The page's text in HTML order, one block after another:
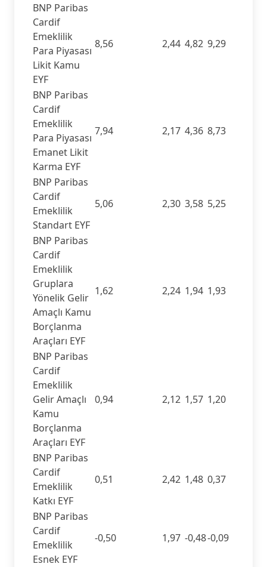
BNP Paribas
Cardif
Emeklilik
Para Piyasası
Likit Kamu
EYF
8,56 2,44 4,82 9,29
BNP Paribas
Cardif
Emeklilik
Para Piyasası
Emanet Likit
Karma EYF
7,94 2,17 4,36 8,73
BNP Paribas
Cardif
Emeklilik
Standart EYF
5,06 2,30 3,58 5,25
BNP Paribas
Cardif
Emeklilik
Gruplara
Yönelik Gelir
Amaçlı Kamu
Borçlanma
Araçları EYF
1,62 2,24 1,94 1,93
BNP Paribas
Cardif
Emeklilik
Gelir Amaçlı
Kamu
Borçlanma
Araçları EYF
0,94 2,12 1,57 1,20
BNP Paribas
Cardif
Emeklilik
Katkı EYF
0,51 2,42 1,48 0,37
BNP Paribas
Cardif
Emeklilik
Esnek EYF
-0,50 1,97 -0,48-0,09